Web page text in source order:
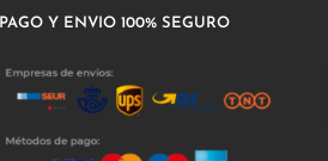
PAGO Y ENVIO 100% SEGURO